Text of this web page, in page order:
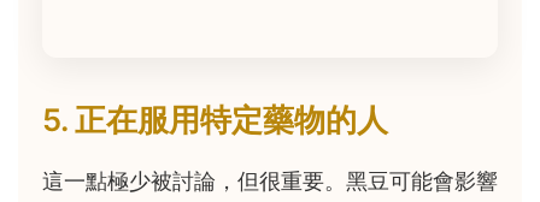
5. 正在服用特定藥物的人
這一點極少被討論，但很重要。黑豆可能會影響